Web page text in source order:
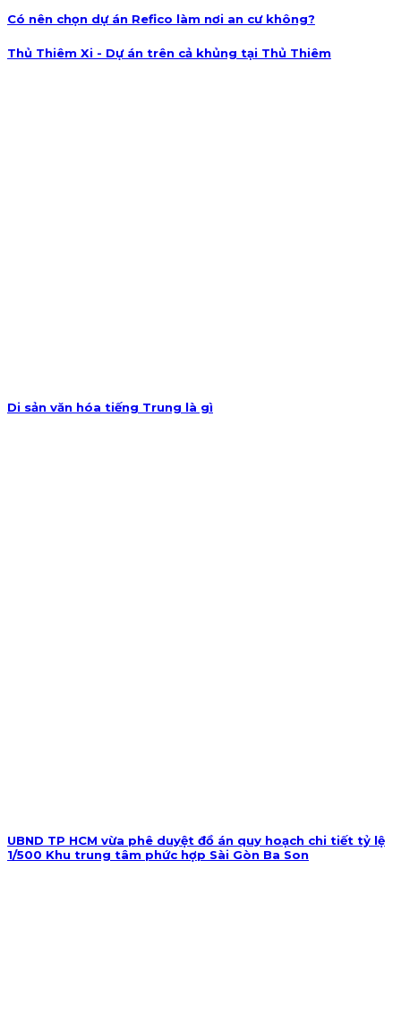
Có nên chọn dự án Refico làm nơi an cư không?
Thủ Thiêm Xi - Dự án trên cả khủng tại Thủ Thiêm
Di sản văn hóa tiếng Trung là gì
UBND TP HCM vừa phê duyệt đồ án quy hoạch chi tiết tỷ lệ
1/500 Khu trung tâm phức hợp Sài Gòn Ba Son